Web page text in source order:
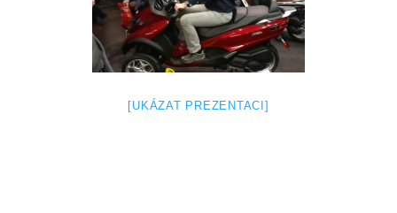
[UKÁZAT PREZENTACI]